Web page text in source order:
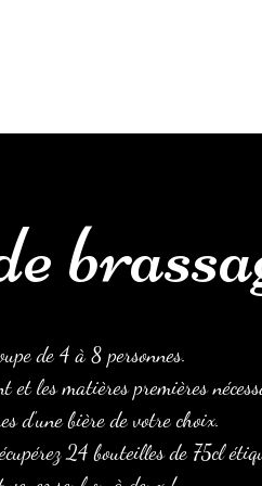
de 4 à 8 personnes.
et les matières premières
d'une bière de votre choix.
24 bouteilles de 75cl